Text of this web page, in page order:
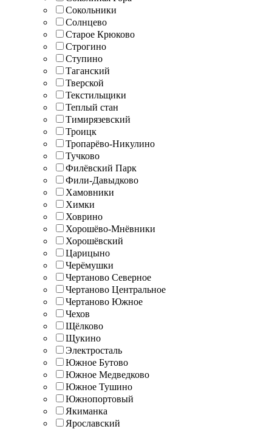
Сокольники
Солнцево
Старое Крюково
Строгино
Ступино
Таганский
Тверской
Текстильщики
Теплый стан
Тимирязевский
Троицк
Тропарёво-Никулино
Тучково
Филёвский Парк
Фили-Давыдково
Хамовники
Химки
Ховрино
Хорошёво-Мнёвники
Хорошёвский
Царицыно
Черёмушки
Чертаново Северное
Чертаново Центральное
Чертаново Южное
Чехов
Щёлково
Щукино
Электросталь
Южное Бутово
Южное Медведково
Южное Тушино
Южнопортовый
Якиманка
Ярославский